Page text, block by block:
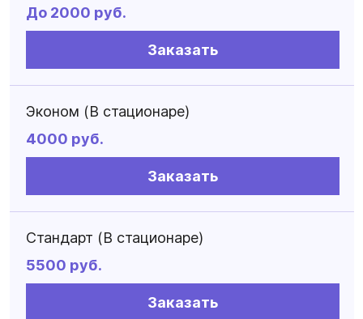
До 2000 руб.
Заказать
Эконом (В стационаре)
4000 руб.
Заказать
Стандарт (В стационаре)
5500 руб.
Заказать